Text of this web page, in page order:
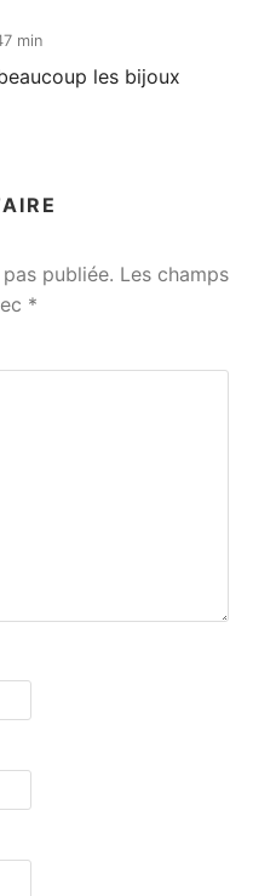
min
les bijoux
publiée. Les champs
*